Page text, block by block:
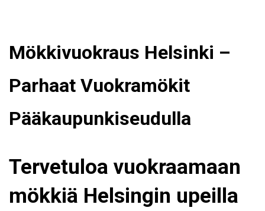
Mökkivuokraus Helsinki –
Parhaat Vuokramökit
Pääkaupunkiseudulla
Tervetuloa vuokraamaan
mökkiä Helsingin upeilla